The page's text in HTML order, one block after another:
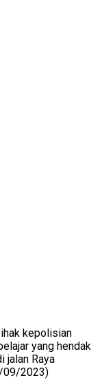
kepolisian
yang hendak
jalan Raya
09/2023)